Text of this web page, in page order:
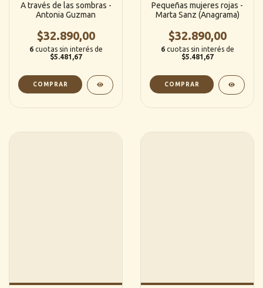
A través de las sombras -
Antonia Guzman
$32.890,00
6 cuotas sin interés de
$5.481,67
Pequeñas mujeres rojas -
Marta Sanz (Anagrama)
$32.890,00
6 cuotas sin interés de
$5.481,67